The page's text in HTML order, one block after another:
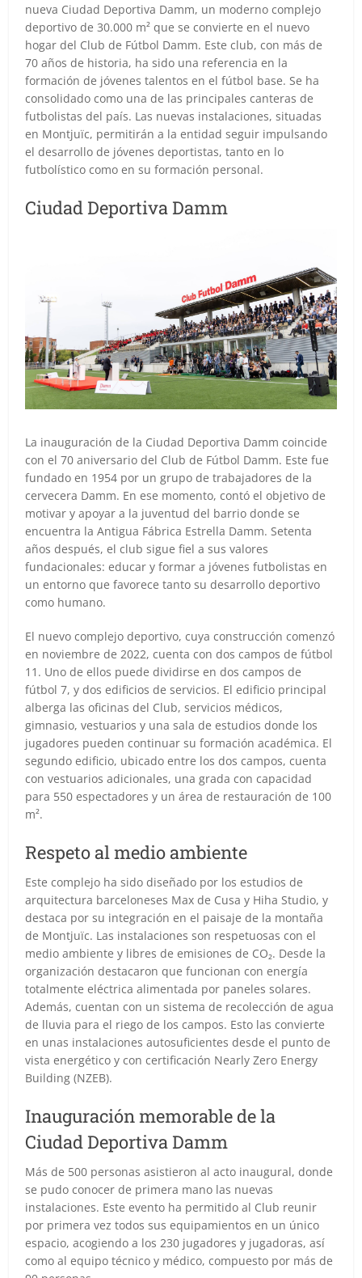
nueva Ciudad Deportiva Damm, un moderno complejo
deportivo de 30.000 m² que se convierte en el nuevo
hogar del Club de Fútbol Damm. Este club, con más de
70 años de historia, ha sido una referencia en la
formación de jóvenes talentos en el fútbol base. Se ha
consolidado como una de las principales canteras de
futbolistas del país. Las nuevas instalaciones, situadas
en Montjuïc, permitirán a la entidad seguir impulsando
el desarrollo de jóvenes deportistas, tanto en lo
futbolístico como en su formación personal.
Ciudad Deportiva Damm
La inauguración de la Ciudad Deportiva Damm coincide
con el 70 aniversario del Club de Fútbol Damm. Este fue
fundado en 1954 por un grupo de trabajadores de la
cervecera Damm. En ese momento, contó el objetivo de
motivar y apoyar a la juventud del barrio donde se
encuentra la Antigua Fábrica Estrella Damm. Setenta
años después, el club sigue fiel a sus valores
fundacionales: educar y formar a jóvenes futbolistas en
un entorno que favorece tanto su desarrollo deportivo
como humano.
El nuevo complejo deportivo, cuya construcción comenzó
en noviembre de 2022, cuenta con dos campos de fútbol
11. Uno de ellos puede dividirse en dos campos de
fútbol 7, y dos edificios de servicios. El edificio principal
alberga las oficinas del Club, servicios médicos,
gimnasio, vestuarios y una sala de estudios donde los
jugadores pueden continuar su formación académica. El
segundo edificio, ubicado entre los dos campos, cuenta
con vestuarios adicionales, una grada con capacidad
para 550 espectadores y un área de restauración de 100
m².
Respeto al medio ambiente
Este complejo ha sido diseñado por los estudios de
arquitectura barceloneses Max de Cusa y Hiha Studio, y
destaca por su integración en el paisaje de la montaña
de Montjuïc. Las instalaciones son respetuosas con el
medio ambiente y libres de emisiones de CO₂. Desde la
organización destacaron que funcionan con energía
totalmente eléctrica alimentada por paneles solares.
Además, cuentan con un sistema de recolección de agua
de lluvia para el riego de los campos. Esto las convierte
en unas instalaciones autosuficientes desde el punto de
vista energético y con certificación Nearly Zero Energy
Building (NZEB).
Inauguración memorable de la
Ciudad Deportiva Damm
Más de 500 personas asistieron al acto inaugural, donde
se pudo conocer de primera mano las nuevas
instalaciones. Este evento ha permitido al Club reunir
por primera vez todos sus equipamientos en un único
espacio, acogiendo a los 230 jugadores y jugadoras, así
como al equipo técnico y médico, compuesto por más de